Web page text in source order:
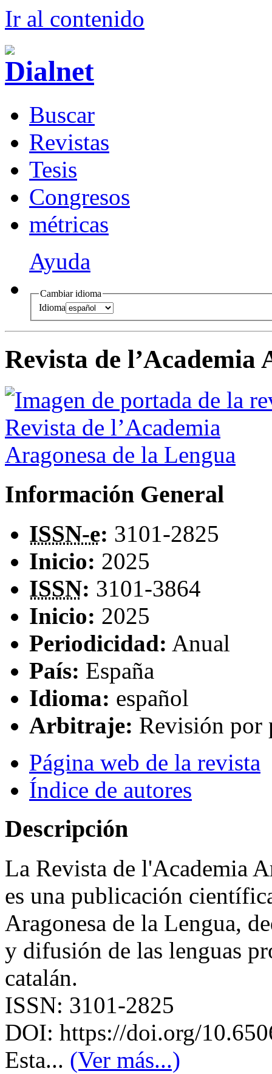
Ir al contenido
Buscar
Revistas
Tesis
Congresos
métricas
Ayuda
Cambiar idioma
Idioma
Revista de l’Academia
Información General
ISSN-e: 3101-2825
Inicio: 2025
ISSN: 3101-3864
Inicio: 2025
Periodicidad: Anual
País: España
Idioma: español
Arbitraje: Revisión por
Página web de la revista
Índice de autores
Descripción
La Revista de l'Academia
es una publicación
Aragonesa de la Lengua,
y difusión de las lenguas
catalán.
ISSN: 3101-2825
DOI: https://doi.org/
Esta... (Ver más...)